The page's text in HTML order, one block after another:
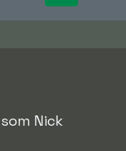
Nick